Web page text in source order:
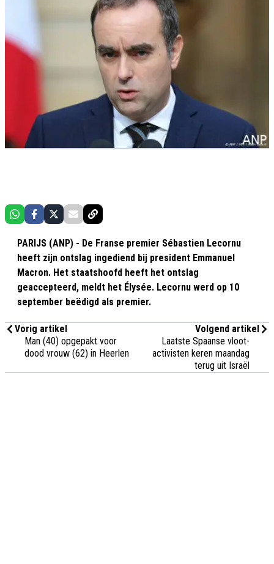
PARIJS (ANP) - De Franse premier Sébastien Lecornu
heeft zijn ontslag ingediend bij president Emmanuel
Macron. Het staatshoofd heeft het ontslag
geaccepteerd, meldt het Élysée. Lecornu werd op 10
september beëdigd als premier.
Vorig artikel
Man (40) opgepakt voor
dood vrouw (62) in Heerlen
Volgend artikel
Laatste Spaanse vloot-
activisten keren maandag
terug uit Israël